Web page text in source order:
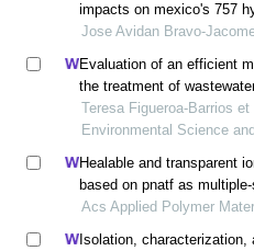
impacts on mexico's 757
future hydroelectric
Jose Avidan Bravo-
Evaluation of an efficient
the treatment of
bay, cuba
Teresa Figueroa-Barrios
Environmental Science
Healable and transparent
based on pnatf as
Acs Applied Polymer
Isolation, characterization,